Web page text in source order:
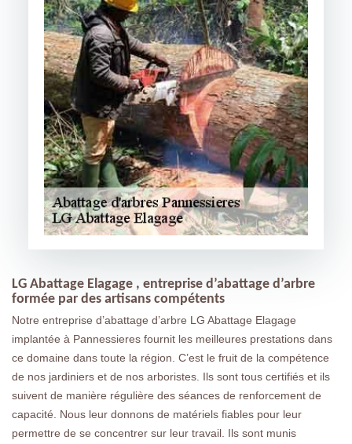
LG Abattage Elagage , entreprise d’abattage d’arbre
formée par des artisans compétents
Notre entreprise d’abattage d’arbre LG Abattage Elagage
implantée à Pannessieres fournit les meilleures prestations dans
ce domaine dans toute la région. C’est le fruit de la compétence
de nos jardiniers et de nos arboristes. Ils sont tous certifiés et ils
suivent de manière régulière des séances de renforcement de
capacité. Nous leur donnons de matériels fiables pour leur
permettre de se concentrer sur leur travail. Ils sont munis